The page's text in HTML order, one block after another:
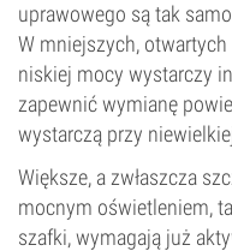
uprawowego są tak
W mniejszych,
niskiej mocy wystarczy
zapewnić wymianę
wystarczą przy
Większe, a zwłaszcza
mocnym oświetleniem,
szafki, wymagają już